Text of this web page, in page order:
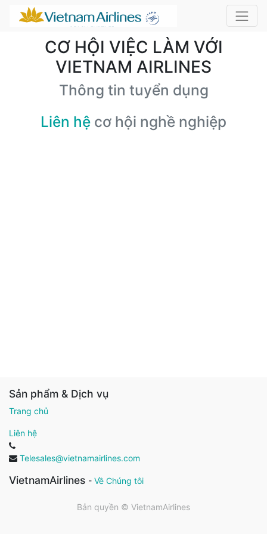
CƠ HỘI VIỆC LÀM VỚI
VIETNAM AIRLINES
Thông tin tuyển dụng
Liên hệ cơ hội nghề nghiệp
Sản phẩm & Dịch vụ
Trang chủ
Liên hệ
Telesales@vietnamairlines.com
VietnamAirlines - Về Chúng tôi
Bản quyền © VietnamAirlines